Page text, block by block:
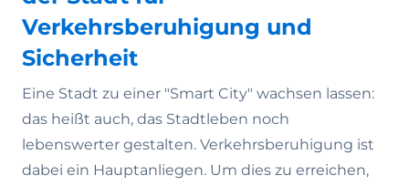
Verkehrsberuhigung und
Sicherheit
Eine Stadt zu einer "Smart City" wachsen lassen:
das heißt auch, das Stadtleben noch
lebenswerter gestalten. Verkehrsberuhigung ist
dabei ein Hauptanliegen. Um dies zu erreichen,